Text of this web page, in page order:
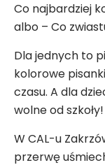
Co najbardziej
albo – Co
Dla jednych to
kolorowe
czasu. A dla
wolne od szkoły!
W CAL-u
przerwę